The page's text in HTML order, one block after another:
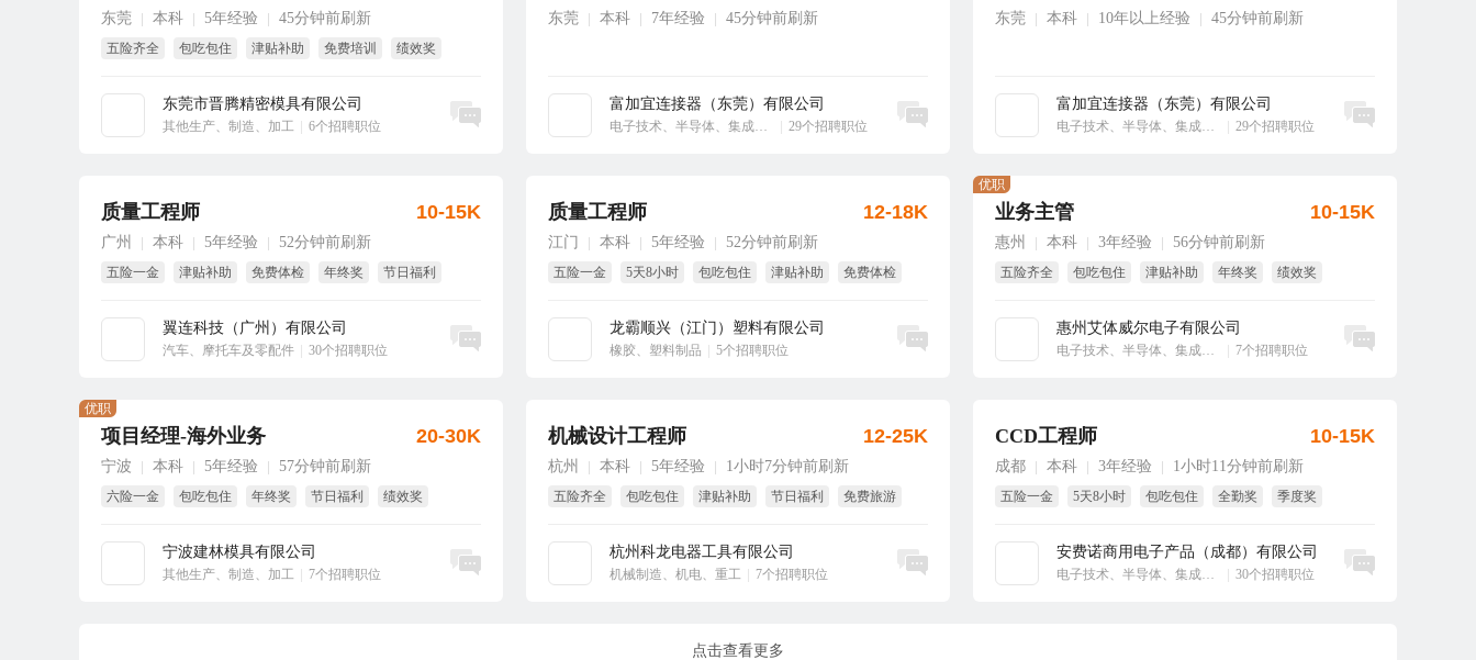
东莞 本科 5年经验 45分钟前刷新
五险齐全 包吃包住 津贴补助 免费培训
绩效奖
东莞市晋腾精密模具有限公司
其他生产、制造、加工 6个招聘职位
立即沟通
东莞 本科 7年经验 45分钟前刷新
富加宜连接器（东莞）有限公司
电子技术、半导体、集成电路 29个招聘职位
立即沟通
东莞 本科 10年以上经验 45分钟前刷新
富加宜连接器（东莞）有限公司
电子技术、半导体、集成电路 29个招聘职位
立即沟通
质量工程师
广州 本科 5年经验 52分钟前刷新
五险一金 津贴补助 免费体检 年终奖
节日福利
翼连科技（广州）有限公司
汽车、摩托车及零配件 30个招聘职位
10-15K
立即沟通
质量工程师
江门 本科 5年经验 52分钟前刷新
五险一金 5天8小时 包吃包住 津贴补助
免费体检
龙霸顺兴（江门）塑料有限公司
橡胶、塑料制品 5个招聘职位
12-18K
立即沟通
业务主管
惠州 本科 3年经验 56分钟前刷新
五险齐全 包吃包住 津贴补助 年终奖
绩效奖
惠州艾体威尔电子有限公司
电子技术、半导体、集成电路 7个招聘职位
优职
10-15K
立即沟通
项目经理-海外业务
宁波 本科 5年经验 57分钟前刷新
六险一金 包吃包住 年终奖 节日福利
绩效奖
宁波建林模具有限公司
其他生产、制造、加工 7个招聘职位
优职
20-30K
立即沟通
机械设计工程师
杭州 本科 5年经验 1小时7分钟前刷新
五险齐全 包吃包住 津贴补助 节日福利
免费旅游
杭州科龙电器工具有限公司
机械制造、机电、重工 7个招聘职位
12-25K
立即沟通
CCD工程师
成都 本科 3年经验 1小时11分钟前刷新
五险一金 5天8小时 包吃包住 全勤奖
季度奖
安费诺商用电子产品（成都）有限公司
电子技术、半导体、集成电路 30个招聘职位
10-15K
立即沟通
点击查看更多